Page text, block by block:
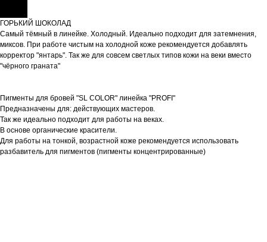
ГОРЬКИЙ ШОКОЛАД
Самый тёмный в линейке. Холодный. Идеально подходит для затемнения,
миксов. При работе чистым на холодной коже рекомендуется добавлять
корректор "янтарь". Так же для совсем светлых типов кожи на веки вместо
"чёрного граната"
Пигменты для бровей "SL COLOR" линейка "PROFI"
Предназначены для: действующих мастеров.
Так же идеально подходит для работы на веках.
В основе органические красители.
Для работы на тонкой, возрастной коже рекомендуется использовать
разбавитель для пигментов (пигменты концентрированные)